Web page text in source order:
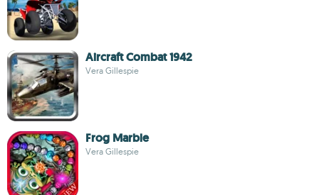
Aircraft Combat 1942
Vera Gillespie
Frog Marble
Vera Gillespie